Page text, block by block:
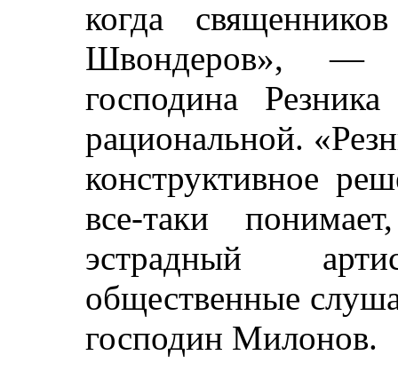
когда
Швондеров», —
господина
рациональной.
конструктивное
все-таки
эстрадный
общественные
господин Милонов.